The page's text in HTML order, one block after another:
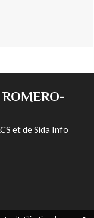
et de Sida Info